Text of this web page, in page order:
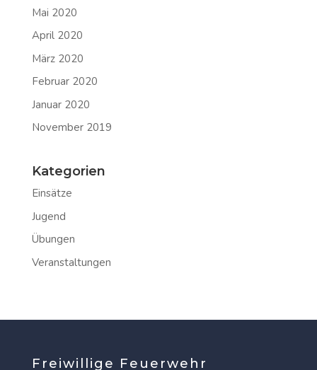
Mai 2020
April 2020
März 2020
Februar 2020
Januar 2020
November 2019
Kategorien
Einsätze
Jugend
Übungen
Veranstaltungen
Freiwillige Feuerwehr